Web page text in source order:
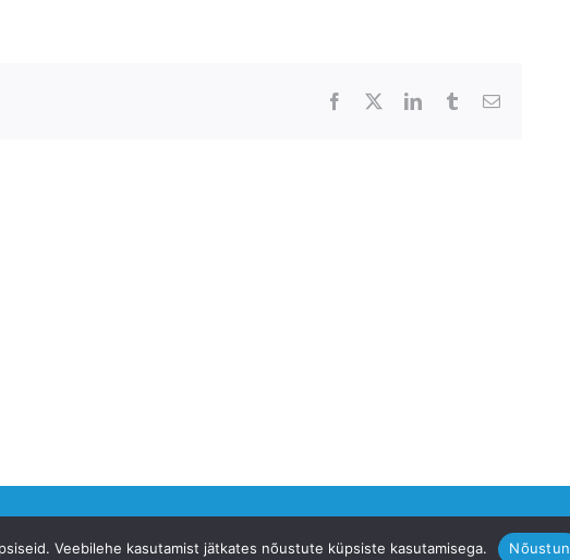
Facebook LinkedInTumblrEmail
Tervise Fond -ehf.ee
Veebilehe kasutamist jätkates nõustute küpsiste kasutamisega.
Nõustun